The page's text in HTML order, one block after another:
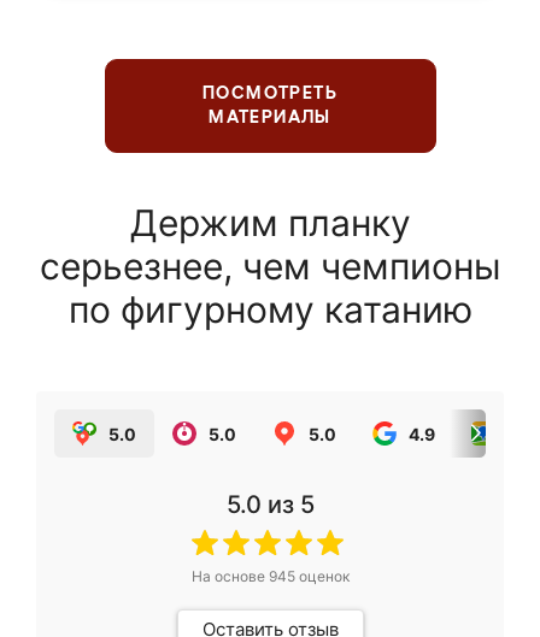
ПОСМОТРЕТЬ
МАТЕРИАЛЫ
Держим планку
серьезнее, чем чемпионы
по фигурному катанию
5.0 5.0 5.0 4.9
5.0 из 5
На основе 945оценок
Оставить отзыв